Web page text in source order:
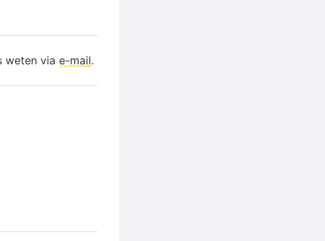
weten via e-mail.